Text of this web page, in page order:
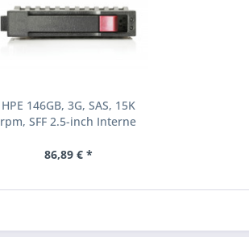
HPE 146GB, 3G, SAS, 15K
rpm, SFF 2.5-inch Interne
(504062-B21)
86,89 € *